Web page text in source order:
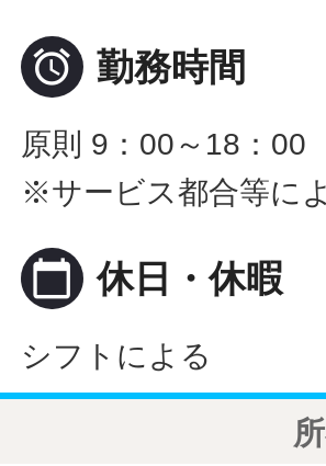
 勤務時間
原則 9：00～18：00
※サービス都合等に
calendar_today 休日・休暇
シフトによる